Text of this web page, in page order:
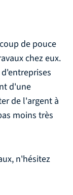
de pouce
chez eux.
d'une
de l'argent à
moins très
n'hésitez